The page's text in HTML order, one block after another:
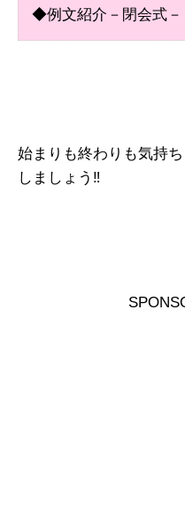
◆例文紹介－閉会式－
始まりも終わりも気持
しましょう‼